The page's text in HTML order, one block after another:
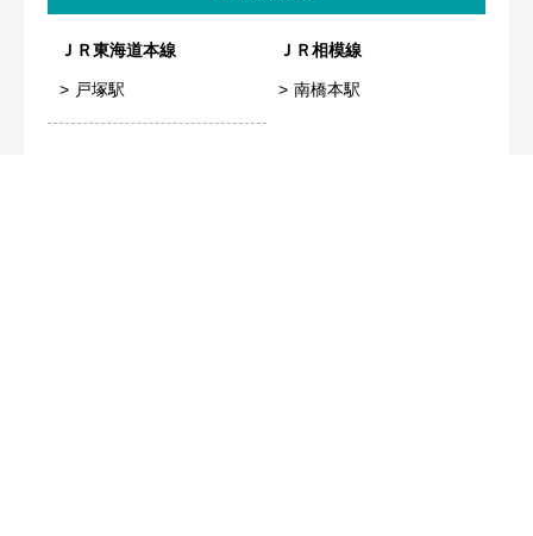
ＪＲ東海道本線
戸塚駅
ＪＲ相模線
南橋本駅